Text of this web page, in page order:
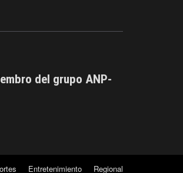
del grupo ANP-
Entretenimiento Regional